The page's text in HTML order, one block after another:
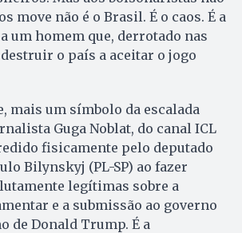
move não é o Brasil. É o caos. É a
um homem que, derrotado nas
o país a aceitar o jogo
mais um símbolo da escalada
Guga Noblat, do canal ICL
fisicamente pelo deputado
Bilynskyj (PL-SP) ao fazer
legítimas sobre a
e a submissão ao governo
de Donald Trump. É a